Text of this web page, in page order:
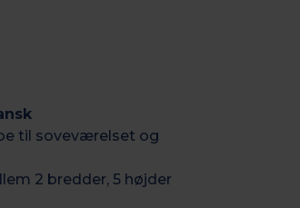
til soveværelset og
2 bredder, 5 højder